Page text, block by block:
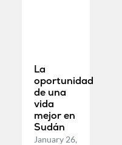
La
oportunidad
de una
vida
mejor en
Sudán
January 26,